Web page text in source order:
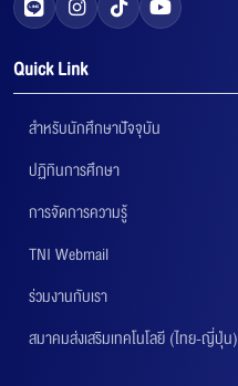
Quick Link
สำหรับนักศึกษาปัจจุบัน
ปฏิทินการศึกษา
การจัดการความรู้
TNI Webmail
ร่วมงานกับเรา
สมาคมส่งเสริมเทคโนโลยี (ไทย-ญี่ปุ่น)